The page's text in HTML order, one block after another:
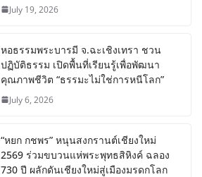
July 19, 2026
หอธรรมพระบารมี จ.ฉะเชิงเทรา ชวน
ปฏิบัติธรรม เปิดพื้นที่เรียนรู้เพื่อพัฒนา
คุณภาพชีวิต “ธรรมะไม่ใช่การหนีโลก”
July 6, 2026
“หยก กชพร” หนุนสงกรานต์เชียงใหม่
2569 ร่วมขบวนแห่พระพุทธสิหิงค์ ฉลอง
730 ปี ผลักดันเชียงใหม่สู่เมืองมรดกโลก